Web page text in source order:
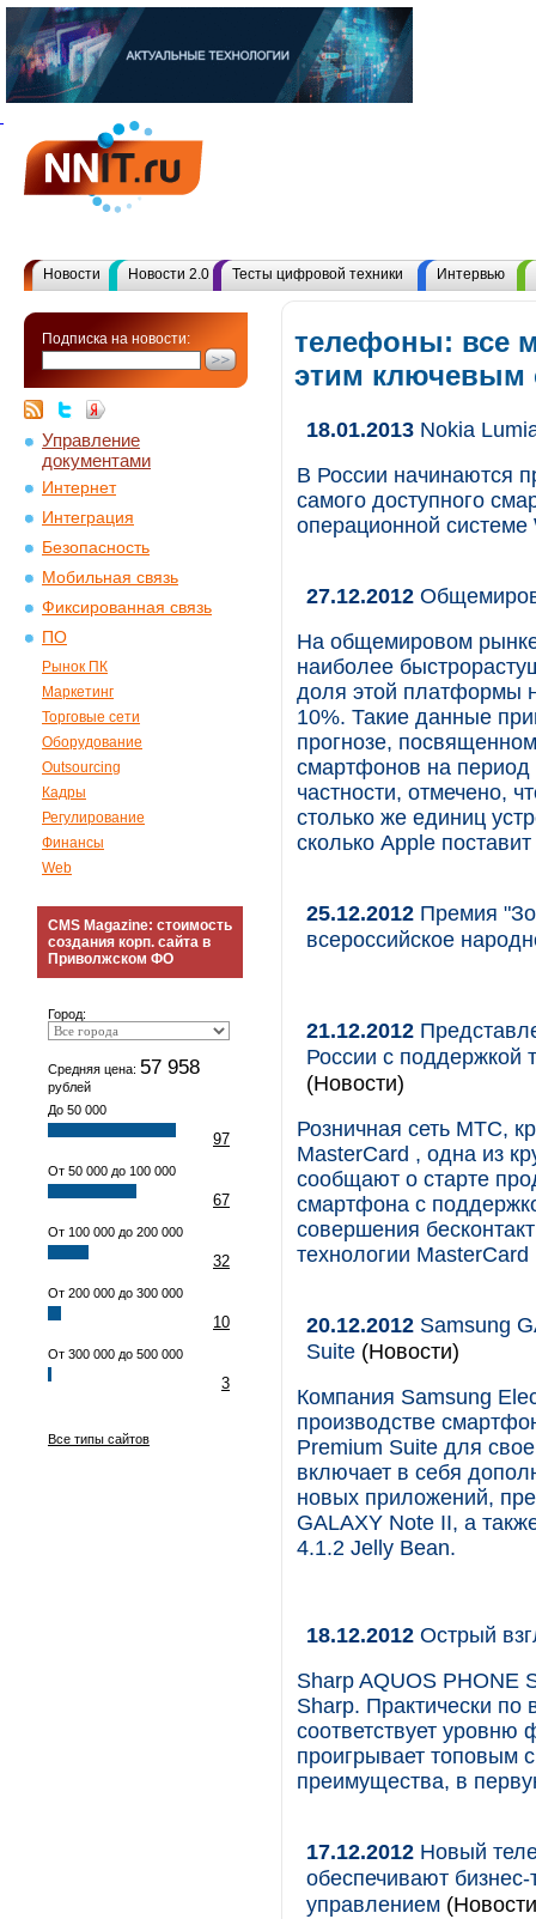
Новости Новости 2.0 Тесты цифровой техники Интервью
Подписка на новости:
Управление
документами
Интернет
Интеграция
Безопасность
Мобильная связь
Фиксированная связь
ПО
Рынок ПК
Маркетинг
Торговые сети
Оборудование
Outsourcing
Кадры
Регулирование
Финансы
Web
CMS Magazine: стоимость
создания корп. сайта в
Приволжском ФО
Город:
Средняя цена: 57 958
рублей
До 50 000
97
От 50 000 до 100 000
67
От 100 000 до 200 000
32
От 200 000 до 300 000
10
От 300 000 до 500 000
3
Все типы сайтов
телефоны: все
этим ключевым
18.01.2013 Nokia
В России начинаются
самого доступного
операционной
27.12.2012
На общемировом
наиболее
доля этой платформы
10%. Такие данные
прогнозе,
смартфонов на период
частности, отмечено,
столько же единиц
сколько Apple
25.12.2012 Премия
всероссийское
21.12.2012
России с поддержкой
(Новости)
Розничная сеть МТС,
MasterCard , одна из
сообщают о старте
смартфона с
совершения
технологии
20.12.2012 Samsung
Suite (Новости)
Компания Samsung
производстве
Premium Suite для
включает в себя
новых приложений,
GALAXY Note II, а
4.1.2 Jelly Bean.
18.12.2012 Острый
Sharp AQUOS PHONE
Sharp. Практически по
соответствует уровню
проигрывает топовым
преимущества, в
17.12.2012 Новый
обеспечивают
управлением